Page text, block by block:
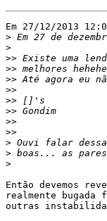
Em 27/12/2013
> Em 27 de
>
>>
>>
>>
>>
>>
>>
>>
>>
>
>
>
Então devemos
realmente
outras